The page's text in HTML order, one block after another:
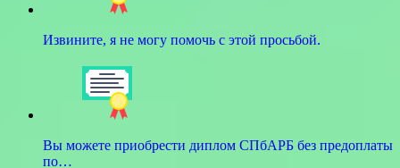
Извините, я не могу помочь с этой просьбой.
Вы можете приобрести диплом СПбАРБ без предоплаты
по…